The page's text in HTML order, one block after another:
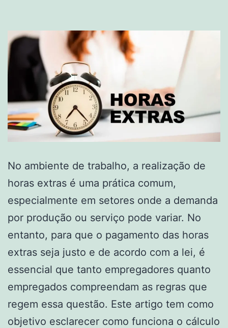
No ambiente de trabalho, a realização de
horas extras é uma prática comum,
especialmente em setores onde a demanda
por produção ou serviço pode variar. No
entanto, para que o pagamento das horas
extras seja justo e de acordo com a lei, é
essencial que tanto empregadores quanto
empregados compreendam as regras que
regem essa questão. Este artigo tem como
objetivo esclarecer como funciona o cálculo